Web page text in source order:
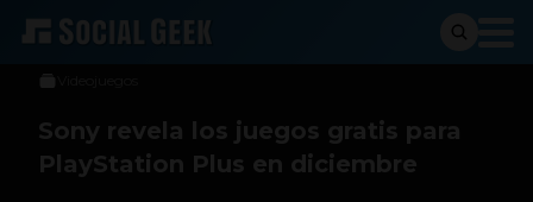
Sergio Ramos
26 de noviembre de 2015
Sony revela los juegos gratis para
PlayStation Plus en diciembre